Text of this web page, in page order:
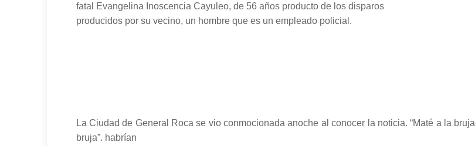
fatal Evangelina Inoscencia Cayuleo, de 56 años producto de los disparos
producidos por su vecino, un hombre que es un empleado policial.
La Ciudad de General Roca se vio conmocionada anoche al conocer la noticia. “Maté a la
bruja”. habrían